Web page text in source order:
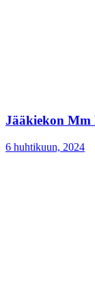
Jääkiekon Mm
6 huhtikuun, 2024